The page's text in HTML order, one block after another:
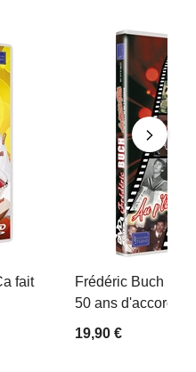
fait
Frédéric Buch :
50 ans
19,90 €